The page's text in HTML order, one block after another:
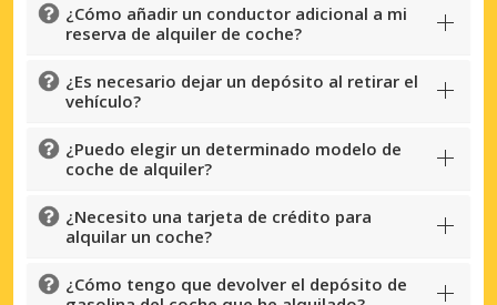
¿Cómo añadir un conductor adicional a mi
reserva de alquiler de coche?
¿Es necesario dejar un depósito al retirar el
vehículo?
¿Puedo elegir un determinado modelo de
coche de alquiler?
¿Necesito una tarjeta de crédito para
alquilar un coche?
¿Cómo tengo que devolver el depósito de
Descuentos especiales
Accede a ofertas exclusivas de nuestros